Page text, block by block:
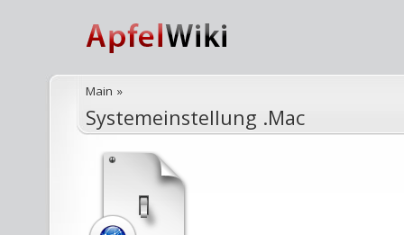
Main »
Systemeinstellung .Mac